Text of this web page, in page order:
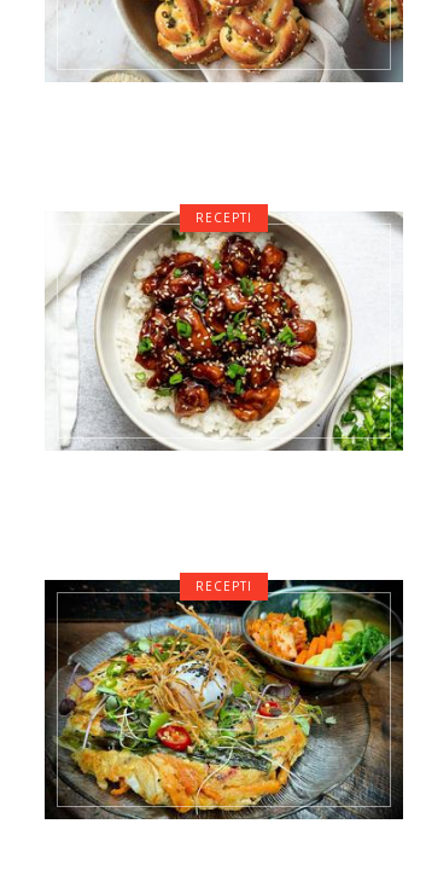
RECEPTI
RECEPTI